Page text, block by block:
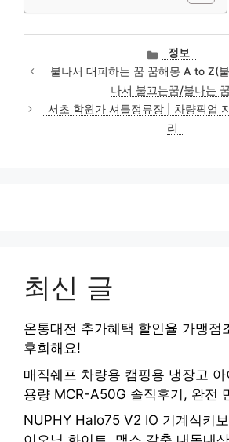
카
테
고
리
정보
불나서 대피하는 꿈 꿈해몽 A to Z(
나서 불끄는꿈/불나는
서초 학원가 셔틀정류장 | 차량픽업
리
최신 글
온통대전 추가혜택 할인율 가맹점
후회해요!
매직쉐프 차량용 캠핑용 냉장고
용량 MCR-A50G 솔직후기, 완전
NUPHY Halo75 V2 IO 기계식키